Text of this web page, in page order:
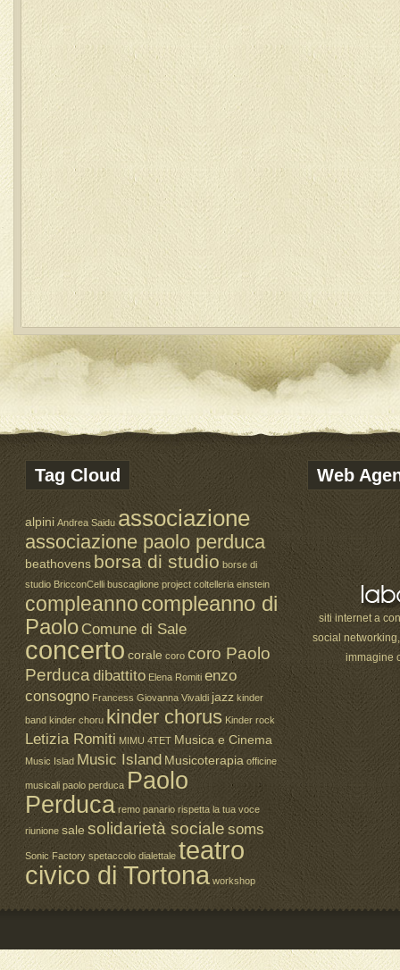
Tag Cloud
alpini Andrea Saidu associazione
associazione paolo perduca
beathovens borsa di studio borse di
studio BricconCelli buscaglione project coltelleria einstein
compleannocompleanno di
PaoloComune di Sale
concerto corale coro coro Paolo
Perduca dibattito Elena Romiti enzo
consogno Francess Giovanna Vivaldi jazz kinder
band kinder choru kinder chorus Kinder rock
Letizia Romiti MIMU 4TET Musica e Cinema
Music Islad Music Island Musicoterapia officine
musicali paolo perduca Paolo
Perduca remo panario rispetta la tua voce
riunione sale solidarietà sociale soms
Sonic Factory spetaccolo dialettale teatro
civico di Tortona workshop
Web
siti internet a
social
immagine